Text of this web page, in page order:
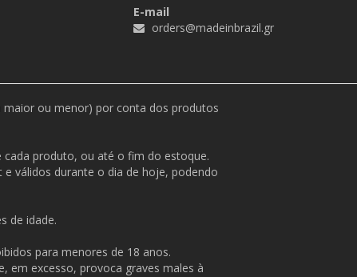
E-mail
orders@madeinbrazil.gr
ou menor) por conta dos produtos
cada produto, ou até o fim do estoque.
válidos durante o dia de hoje, podendo
de idade.
para menores de 18 anos.
em excesso, provoca graves males à